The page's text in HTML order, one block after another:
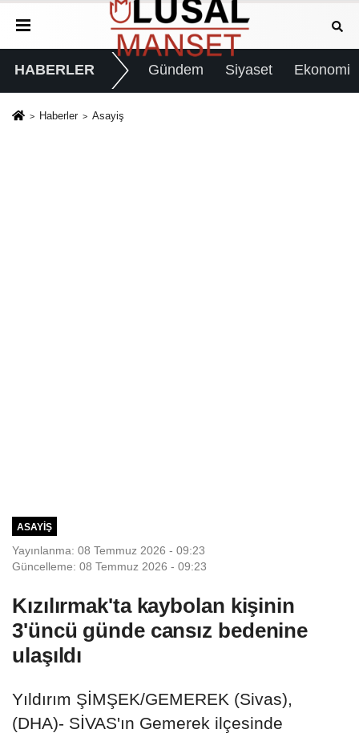
HABERLER Gündem Siyaset Ekonomi
Haberler Asayiş
ASAYIŞ
Yayınlanma: 08 Temmuz 2026 - 09:23
Güncelleme: 08 Temmuz 2026 - 09:23
Kızılırmak'ta kaybolan kişinin
3'üncü günde cansız bedenine
ulaşıldı
Yıldırım ŞİMŞEK/GEMEREK (Sivas),
(DHA)- SİVAS'ın Gemerek ilçesinde